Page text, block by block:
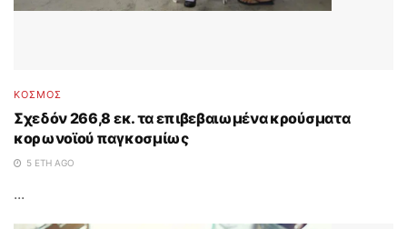
ΚΟΣΜΟΣ
Σχεδόν 266,8 εκ. τα επιβεβαιωμένα κρούσματα
κορωνοϊού παγκοσμίως
5 ΈΤΗ AGO
...